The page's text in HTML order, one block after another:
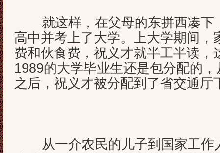
就这样，在父母的东拼西凑下
高中并考上了大学。上大学期间，
费和伙食费，祝义才就半工半读，
1989的大学毕业生还是包分配的
之后，祝义才被分配到了省交通厅
从一介农民的儿子到国家工作